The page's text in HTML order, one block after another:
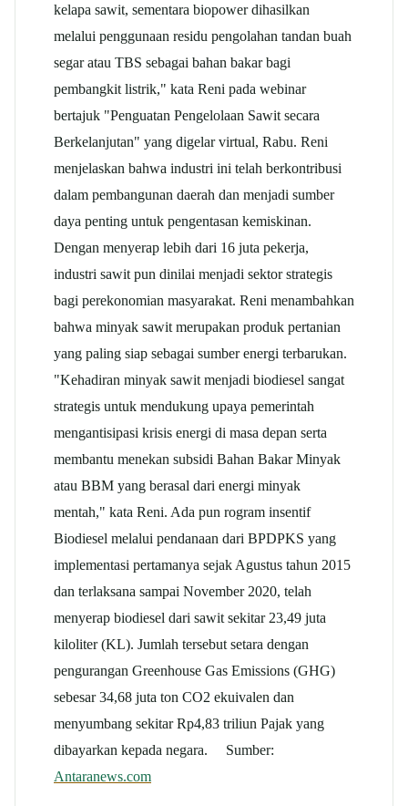
kelapa sawit, sementara biopower dihasilkan
melalui penggunaan residu pengolahan tandan buah
segar atau TBS sebagai bahan bakar bagi
pembangkit listrik," kata Reni pada webinar
bertajuk "Penguatan Pengelolaan Sawit secara
Berkelanjutan" yang digelar virtual, Rabu. Reni
menjelaskan bahwa industri ini telah berkontribusi
dalam pembangunan daerah dan menjadi sumber
daya penting untuk pengentasan kemiskinan.
Dengan menyerap lebih dari 16 juta pekerja,
industri sawit pun dinilai menjadi sektor strategis
bagi perekonomian masyarakat. Reni menambahkan
bahwa minyak sawit merupakan produk pertanian
yang paling siap sebagai sumber energi terbarukan.
"Kehadiran minyak sawit menjadi biodiesel sangat
strategis untuk mendukung upaya pemerintah
mengantisipasi krisis energi di masa depan serta
membantu menekan subsidi Bahan Bakar Minyak
atau BBM yang berasal dari energi minyak
mentah," kata Reni. Ada pun rogram insentif
Biodiesel melalui pendanaan dari BPDPKS yang
implementasi pertamanya sejak Agustus tahun 2015
dan terlaksana sampai November 2020, telah
menyerap biodiesel dari sawit sekitar 23,49 juta
kiloliter (KL). Jumlah tersebut setara dengan
pengurangan Greenhouse Gas Emissions (GHG)
sebesar 34,68 juta ton CO2 ekuivalen dan
menyumbang sekitar Rp4,83 triliun Pajak yang
dibayarkan kepada negara. Sumber:
Antaranews.com